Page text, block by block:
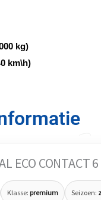
kg)
km\h)
ECO CONTACT 6
Klasse: premium Seizoen: